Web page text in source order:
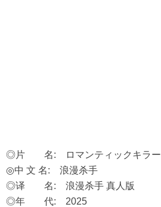
◎片 名: ロマンティックキラー
◎中 文 名: 浪漫杀手
◎译 名: 浪漫杀手 真人版
◎年 代: 2025